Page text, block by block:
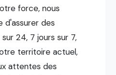
force, nous
d'assurer des
24, 7 jours sur 7,
territoire actuel,
attentes des